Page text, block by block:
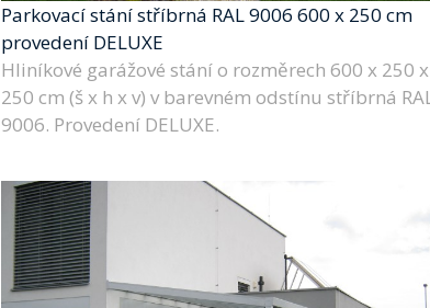
Parkovací stání stříbrná RAL 9006 600 x 250 cm
provedení DELUXE
Hliníkové garážové stání o rozměrech 600 x 250 x
250 cm (š x h x v) v barevném odstínu stříbrná RAL
9006. Provedení DELUXE.